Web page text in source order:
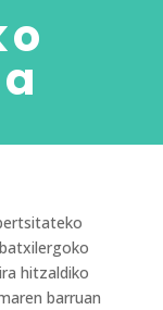
hitzaldiko
barruan